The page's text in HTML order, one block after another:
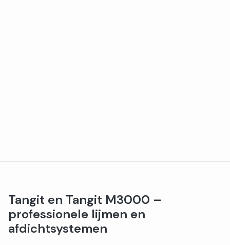
Tangit en Tangit M3000 –
professionele lijmen en
afdichtsystemen